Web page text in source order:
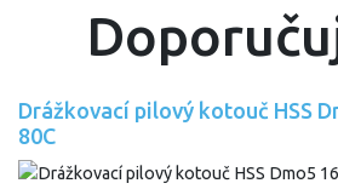
Drážkovací pilový kotouč HSS
80C